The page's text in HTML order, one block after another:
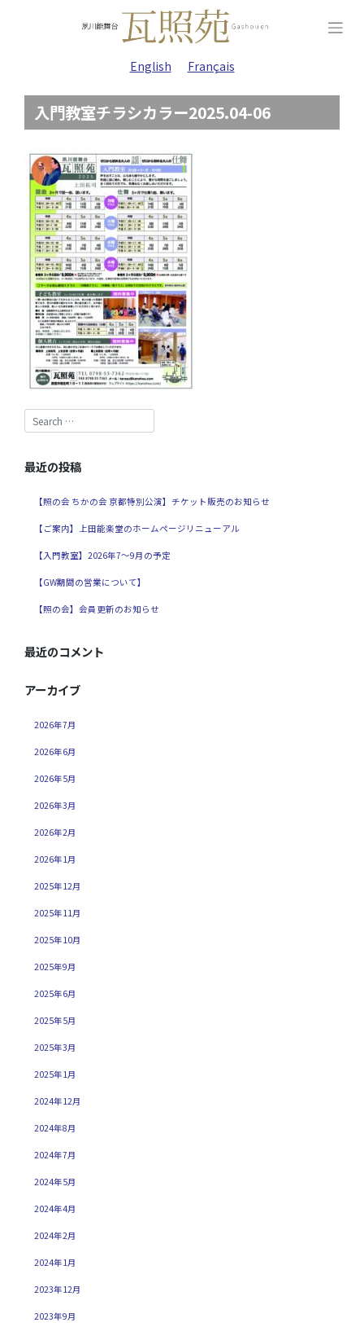
English Français
入門教室チラシカラー2025.04-06
最近の投稿
【照の会 ちかの会 京都特別公演】チケット販売のお知らせ
【ご案内】上田能楽堂のホームページリニューアル
【入門教室】2026年7～9月の予定
【GW期間の営業について】
【照の会】会員更新のお知らせ
最近のコメント
アーカイブ
2026年7月
2026年6月
2026年5月
2026年3月
2026年2月
2026年1月
2025年12月
2025年11月
2025年10月
2025年9月
2025年6月
2025年5月
2025年3月
2025年1月
2024年12月
2024年8月
2024年7月
2024年5月
2024年4月
2024年2月
2024年1月
2023年12月
2023年9月